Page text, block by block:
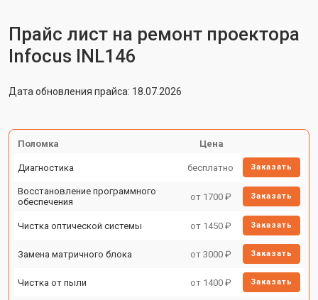
Прайс лист на ремонт проектора
Infocus INL146
Дата обновления прайса: 18.07.2026
Поломка Цена
Диагностика бесплатно Заказать
Восстановление программного
обеспечения
от 1700 ₽ Заказать
Чистка оптической системы от 1450 ₽ Заказать
Замена матричного блока от 3000 ₽ Заказать
Чистка от пыли от 1400 ₽ Заказать